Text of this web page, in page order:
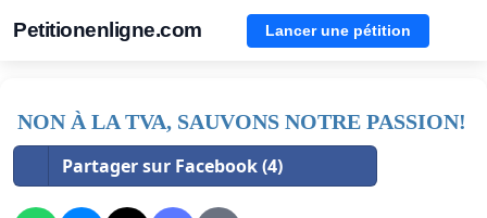
Petitionenligne.com Lancer une pétition
NON À LA TVA, SAUVONS NOTRE PASSION!
Partager sur Facebook (4)